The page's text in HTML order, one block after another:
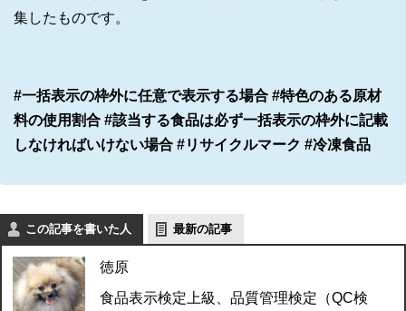
集したものです。
#一括表示の枠外に任意で表示する場合 #特色のある原材
料の使用割合 #該当する食品は必ず一括表示の枠外に記載
しなければいけない場合 #リサイクルマーク #冷凍食品
この記事を書いた人 最新の記事
徳原
食品表示検定上級、品質管理検定（QC検